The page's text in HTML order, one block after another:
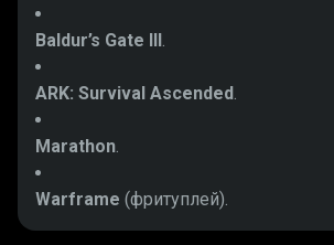
Baldur’s Gate III .
ARK: Survival Ascended.
Marathon.
Warframe (фритуплей).